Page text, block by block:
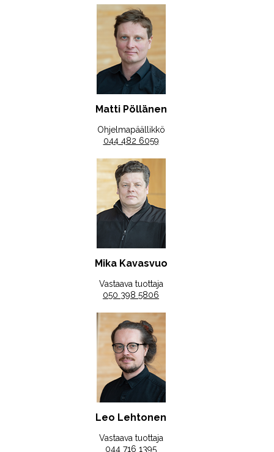
Matti Pöllänen
Ohjelmapäällikkö
044 482 6059
Mika Kavasvuo
Vastaava tuottaja
050 398 5806
Leo Lehtonen
Vastaava tuottaja
044 716 1395